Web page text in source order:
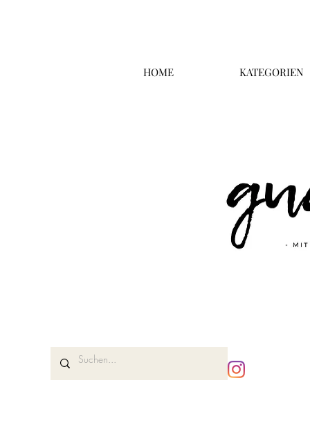
HOME KATEGORIEN
Überschrift 2
Business